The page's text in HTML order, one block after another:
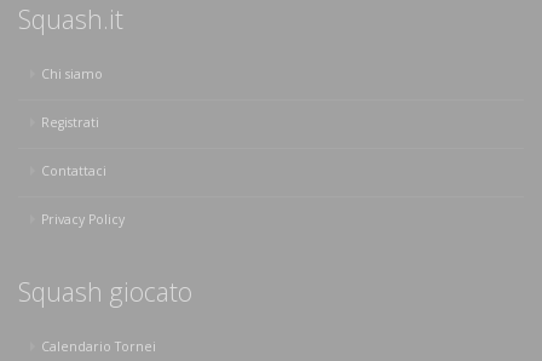
Squash.it
Chi siamo
Registrati
Contattaci
Privacy Policy
Squash giocato
Calendario Tornei